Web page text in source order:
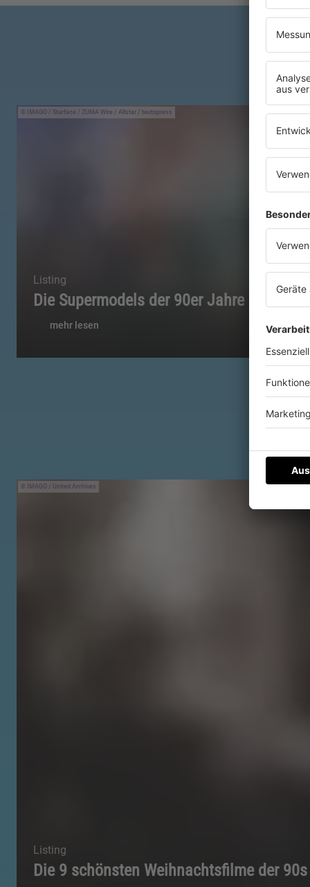
IMAGO / Starface / ZUMA Wire / Allstar / teutopress
Listing
Die Supermodels der 90er Jahre
mehr lesen
IMAGO / United Archives
Listing
Die 9 schönsten Weihnachtsfilme der 90s